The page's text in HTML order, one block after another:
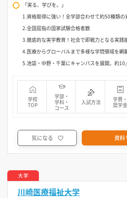
「実る、学びを。」
1.資格取得に強い！全学部合わせて約50種類の
2.全国屈指の国家試験合格者数
3.徹底的な実学教育！社会で即戦力となる実践
4.医療からグローバルまで多様な学問領域を網
5.池袋・中野・千葉にキャンパスを展開。約
学校
TOP
学部・
学科・
コース
入試方法
学費・
奨学金
気になる 資料
大学
川崎医療福祉大学